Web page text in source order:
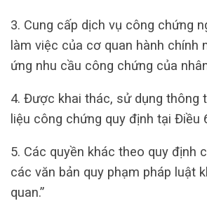
3. Cung cấp dịch vụ công chứng
làm việc của cơ quan hành chính
ứng nhu cầu công chứng của
4. Được khai thác, sử dụng thông
liệu công chứng quy định tại Điều
5. Các quyền khác theo quy định
các văn bản quy phạm pháp luật
quan.”